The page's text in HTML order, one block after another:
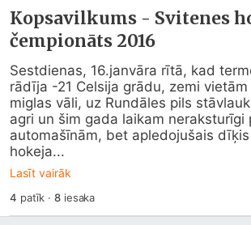
Kopsavilkums - Svitenes
čempionāts 2016
Sestdienas, 16.janvāra rītā, kad
rādīja -21 Celsija grādu, zemi
miglas vāli, uz Rundāles pils
agri un šim gada laikam neraksturīgi
automašīnām, bet apledojušais
hokeja...
Lasīt vairāk
4 patīk ·8iesaka